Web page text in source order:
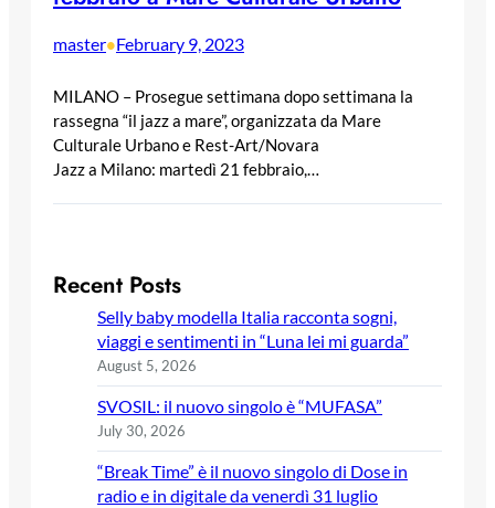
master•February 9, 2023
MILANO – Prosegue settimana dopo settimana la
rassegna “il jazz a mare”, organizzata da Mare
Culturale Urbano e Rest-Art/Novara
Jazz a Milano: martedì 21 febbraio,…
Recent Posts
Selly baby modella Italia racconta sogni,
viaggi e sentimenti in “Luna lei mi guarda”
August 5, 2026
SVOSIL: il nuovo singolo è “MUFASA”
July 30, 2026
“Break Time” è il nuovo singolo di Dose in
radio e in digitale da venerdì 31 luglio